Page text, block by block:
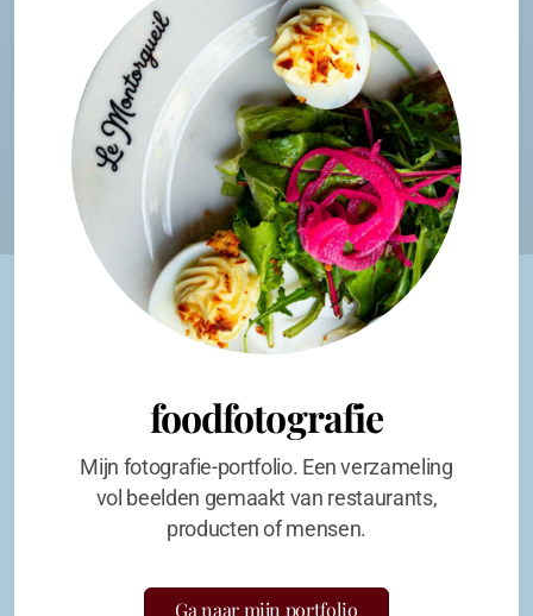
foodfotografie
Mijn fotografie-portfolio. Een verzameling
vol beelden gemaakt van restaurants,
producten of mensen.
Ga naar mijn portfolio